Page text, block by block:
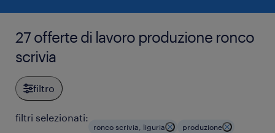
27 offerte di lavoro produzione ronco
scrivia
filtro
filtri selezionati:
ronco scrivia, liguria produzione